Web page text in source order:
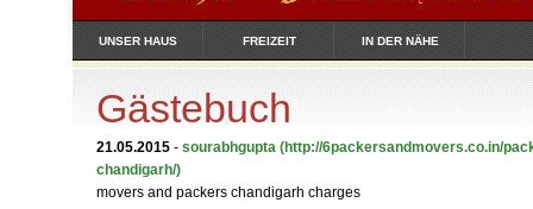
UNSER HAUS FREIZEIT IN DER NÄHE
Gästebuch
21.05.2015 - sourabhgupta (http://6packersandmovers.co.in/
chandigarh/)
movers and packers chandigarh charges